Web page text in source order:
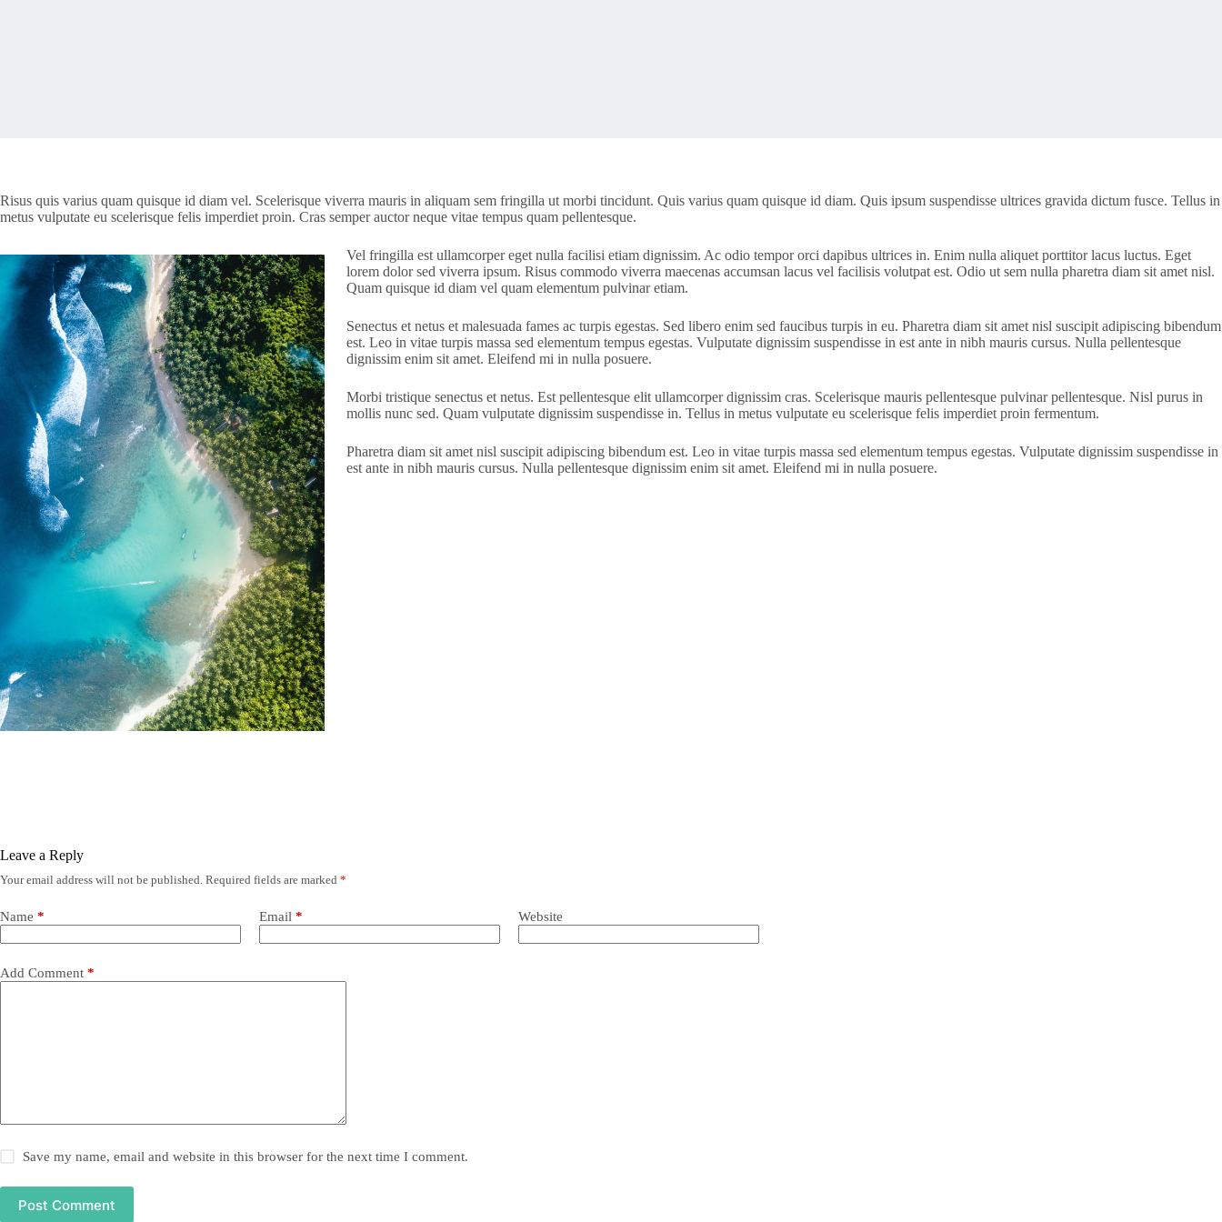
Risus quis varius quam quisque id diam vel. Scelerisque viverra mauris in aliquam sem fringilla ut morbi tincidunt. Quis varius quam quisque id diam. Quis ipsum suspendisse ultrices gravida dictum fusce. Tellus in
metus vulputate eu scelerisque felis imperdiet proin. Cras semper auctor neque vitae tempus quam pellentesque.
Vel fringilla est ullamcorper eget nulla facilisi etiam dignissim. Ac odio tempor orci dapibus ultrices in. Enim nulla aliquet porttitor lacus luctus. Eget
lorem dolor sed viverra ipsum. Risus commodo viverra maecenas accumsan lacus vel facilisis volutpat est. Odio ut sem nulla pharetra diam sit amet nisl.
Quam quisque id diam vel quam elementum pulvinar etiam.
Senectus et netus et malesuada fames ac turpis egestas. Sed libero enim sed faucibus turpis in eu. Pharetra diam sit amet nisl suscipit adipiscing bibendum
est. Leo in vitae turpis massa sed elementum tempus egestas. Vulputate dignissim suspendisse in est ante in nibh mauris cursus. Nulla pellentesque
dignissim enim sit amet. Eleifend mi in nulla posuere.
Morbi tristique senectus et netus. Est pellentesque elit ullamcorper dignissim cras. Scelerisque mauris pellentesque pulvinar pellentesque. Nisl purus in
mollis nunc sed. Quam vulputate dignissim suspendisse in. Tellus in metus vulputate eu scelerisque felis imperdiet proin fermentum.
Pharetra diam sit amet nisl suscipit adipiscing bibendum est. Leo in vitae turpis massa sed elementum tempus egestas. Vulputate dignissim suspendisse in
est ante in nibh mauris cursus. Nulla pellentesque dignissim enim sit amet. Eleifend mi in nulla posuere.
Leave a Reply
Your email address will not be published. Required fields are marked *
Name * Email * Website
Add Comment *
Save my name, email and website in this browser for the next time I comment.
Post Comment